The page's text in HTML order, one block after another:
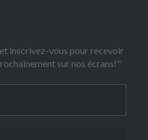
inscrivez-vous pour recevoir
sur nos écrans!"